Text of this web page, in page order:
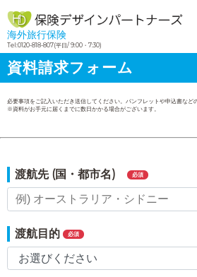
海外旅行保険
Tel:0120-818-807(平日/ 9:00・7:30)
資料請求フォーム
必要事項をご記入いただき送信してください。パンフレットや申込書など
※資料がお手元に届くまでに数日かかる場合がございます。
渡航先 (国・都市名) 必須
渡航目的 必須